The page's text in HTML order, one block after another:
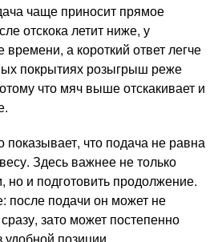
чаще приносит прямое
отскока летит ниже, у
а короткий ответ легче
покрытиях розыгрыш реже
что мяч выше отскакивает и
что подача не равна
Здесь важнее не только
и подготовить продолжение.
после подачи он может не
зато может постепенно
позиции.